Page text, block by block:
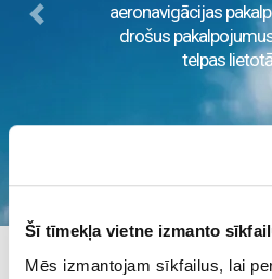
Šī tīmekļa vietne izmanto
Mēs izmantojam sīkfailus, lai
aeronavigācijas
drošus
telpas
Previous